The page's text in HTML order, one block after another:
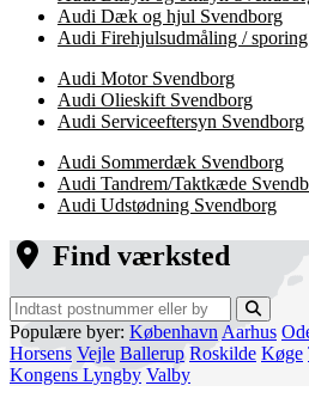
Audi Dæk og hjul Svendborg
Audi Firehjulsudmåling /
Audi Motor Svendborg
Audi Olieskift Svendborg
Audi Serviceeftersyn Svendborg
Audi Sommerdæk Svendborg
Audi Tandrem/Taktkæde
Audi Udstødning Svendborg
Find værksted
Populære byer: København Aarhus
Horsens Vejle Ballerup Roskilde Køge
Kongens Lyngby Valby